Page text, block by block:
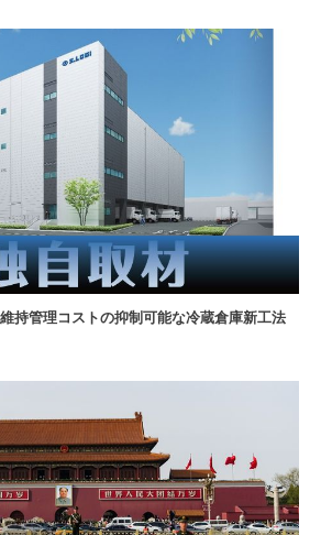
持管理コストの抑制可能な冷蔵倉庫新工法